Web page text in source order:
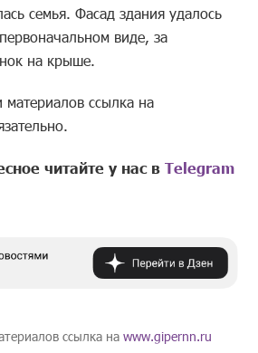
семья. Фасад здания удалось
виде, за
на крыше.
ссылка на
читайте у нас вTelegram
ссылка наwww.gipernn.ru